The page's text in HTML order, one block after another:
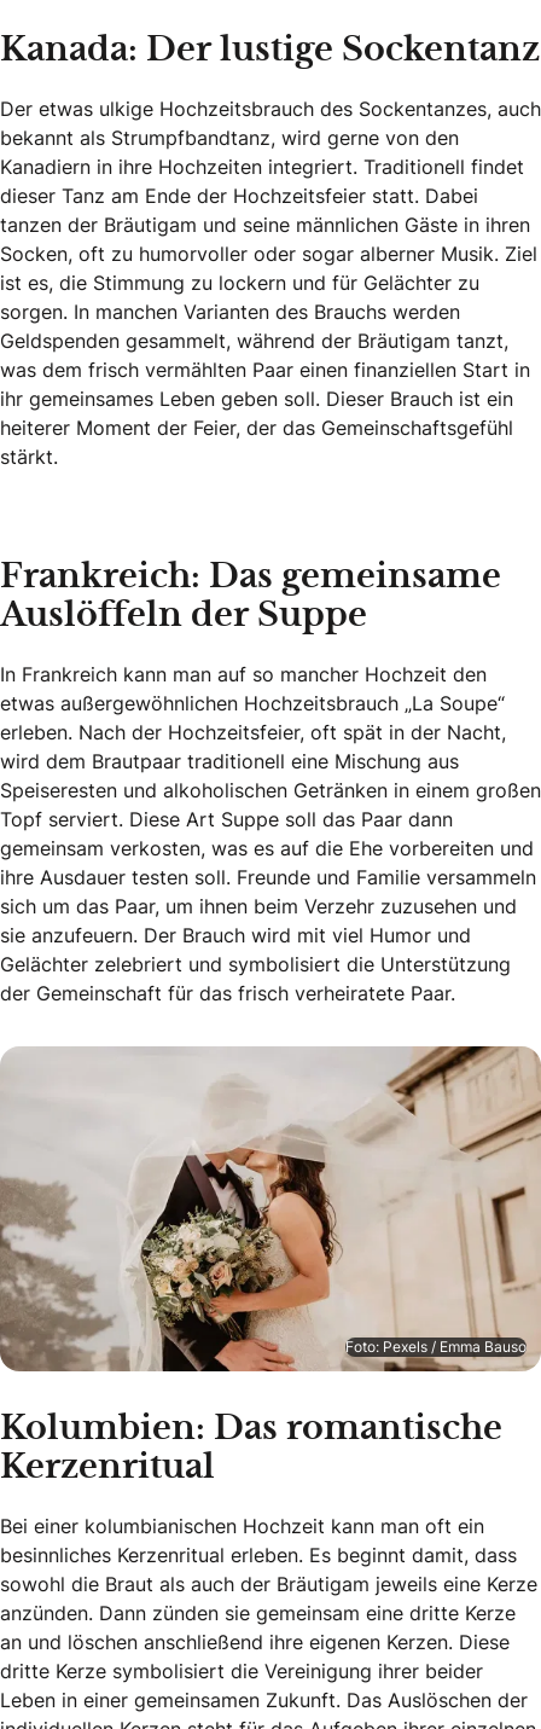
Kanada: Der lustige Sockentanz
Der etwas ulkige Hochzeitsbrauch des Sockentanzes, auch
bekannt als Strumpfbandtanz, wird gerne von den
Kanadiern in ihre Hochzeiten integriert. Traditionell findet
dieser Tanz am Ende der Hochzeitsfeier statt. Dabei
tanzen der Bräutigam und seine männlichen Gäste in ihren
Socken, oft zu humorvoller oder sogar alberner Musik. Ziel
ist es, die Stimmung zu lockern und für Gelächter zu
sorgen. In manchen Varianten des Brauchs werden
Geldspenden gesammelt, während der Bräutigam tanzt,
was dem frisch vermählten Paar einen finanziellen Start in
ihr gemeinsames Leben geben soll. Dieser Brauch ist ein
heiterer Moment der Feier, der das Gemeinschaftsgefühl
stärkt.
Frankreich: Das gemeinsame
Auslöffeln der Suppe
In Frankreich kann man auf so mancher Hochzeit den
etwas außergewöhnlichen Hochzeitsbrauch „La Soupe“
erleben. Nach der Hochzeitsfeier, oft spät in der Nacht,
wird dem Brautpaar traditionell eine Mischung aus
Speiseresten und alkoholischen Getränken in einem großen
Topf serviert. Diese Art Suppe soll das Paar dann
gemeinsam verkosten, was es auf die Ehe vorbereiten und
ihre Ausdauer testen soll. Freunde und Familie versammeln
sich um das Paar, um ihnen beim Verzehr zuzusehen und
sie anzufeuern. Der Brauch wird mit viel Humor und
Gelächter zelebriert und symbolisiert die Unterstützung
der Gemeinschaft für das frisch verheiratete Paar.
Foto: Pexels / Emma Bauso
Kolumbien: Das romantische
Kerzenritual
Bei einer kolumbianischen Hochzeit kann man oft ein
besinnliches Kerzenritual erleben. Es beginnt damit, dass
sowohl die Braut als auch der Bräutigam jeweils eine Kerze
anzünden. Dann zünden sie gemeinsam eine dritte Kerze
an und löschen anschließend ihre eigenen Kerzen. Diese
dritte Kerze symbolisiert die Vereinigung ihrer beider
Leben in einer gemeinsamen Zukunft. Das Auslöschen der